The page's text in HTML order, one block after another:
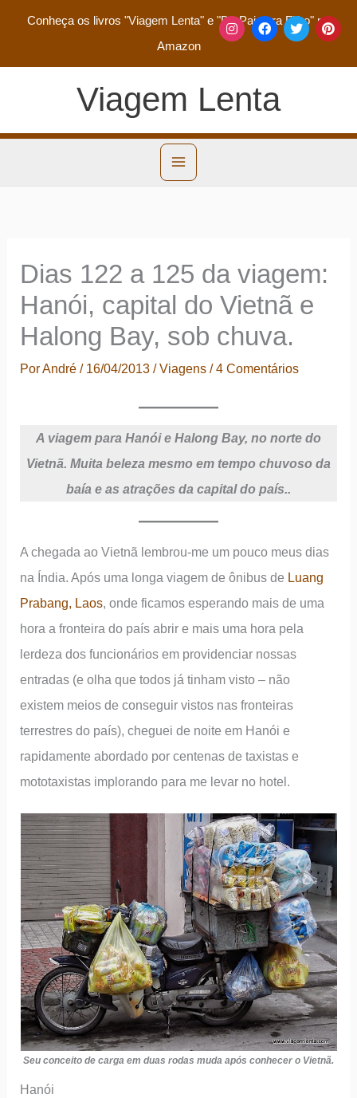
Conheça os livros "Viagem Lenta" e "De Pai para Filho"na
Amazon
Viagem Lenta
Dias 122 a 125 da viagem:
Hanói, capital do Vietnã e
Halong Bay, sob chuva.
PorAndré/ 16/04/2013/Viagens /4 Comentários
A viagem para Hanói e Halong Bay, no norte do
Vietnã. Muita beleza mesmo em tempo chuvoso da
baía e as atrações da capital do país..
A chegada ao Vietnã lembrou-me um pouco meus dias
na Índia. Após uma longa viagem de ônibus de Luang
Prabang, Laos, onde ficamos esperando mais de uma
hora a fronteira do país abrir e mais uma hora pela
lerdeza dos funcionários em providenciar nossas
entradas (e olha que todos já tinham visto – não
existem meios de conseguir vistos nas fronteiras
terrestres do país), cheguei de noite em Hanói e
rapidamente abordado por centenas de taxistas e
mototaxistas implorando para me levar no hotel.
Seu conceito de carga em duas rodas muda após conhecer o Vietnã.
Hanói